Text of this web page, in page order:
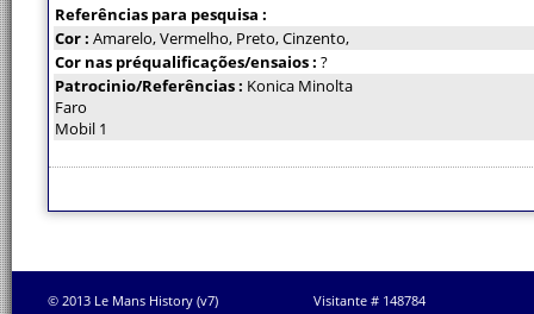
Referências para pesquisa :
Cor : Amarelo, Vermelho, Preto, Cinzento,
Cor nas préqualificações/ensaios : ?
Patrocinio/Referências : Konica Minolta
Faro
Mobil 1
© 2013 Le Mans History (v7) Visitante # 148784